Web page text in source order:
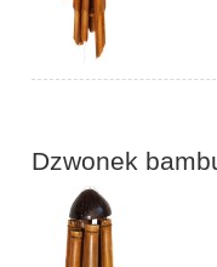
Dzwonek